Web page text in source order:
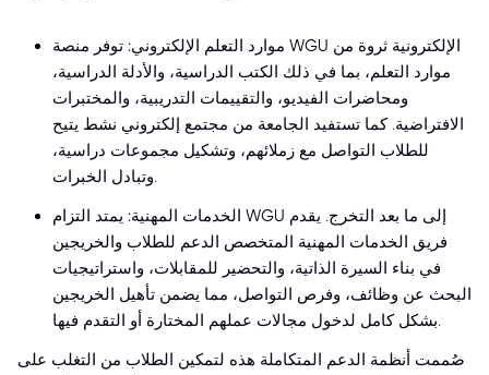
موارد التعلم الإلكتروني: توفر منصة WGU الإلكترونية ثروة من
موارد التعلم، بما في ذلك الكتب الدراسية، والأدلة الدراسية،
ومحاضرات الفيديو، والتقييمات التدريبية، والمختبرات
الافتراضية. كما تستفيد الجامعة من مجتمع إلكتروني نشط يتيح
للطلاب التواصل مع زملائهم، وتشكيل مجموعات دراسية،
وتبادل الخبرات.
الخدمات المهنية: يمتد التزام WGU إلى ما بعد التخرج. يقدم
فريق الخدمات المهنية المتخصص الدعم للطلاب والخريجين
في بناء السيرة الذاتية، والتحضير للمقابلات، واستراتيجيات
البحث عن وظائف، وفرص التواصل، مما يضمن تأهيل الخريجين
بشكل كامل لدخول مجالات عملهم المختارة أو التقدم فيها.
صُممت أنظمة الدعم المتكاملة هذه لتمكين الطلاب من التغلب على